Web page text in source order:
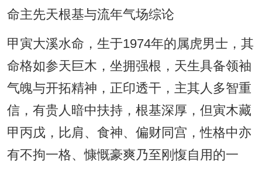
命主先天根基与流年气场综论
甲寅大溪水命，生于1974年的属虎男士，其
命格如参天巨木，坐拥强根，天生具备领袖
气魄与开拓精神，正印透干，主其人多智重
信，有贵人暗中扶持，根基深厚，但寅木藏
甲丙戊，比肩、食神、偏财同宫，性格中亦
有不拘一格、慷慨豪爽乃至刚愎自用的一